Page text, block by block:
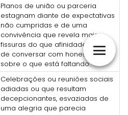
Planos de união ou parceria
estagnam diante de expectativas
não cumpridas e de uma
convivência que revela mais
fissuras do que afinidades. É hora
de conversar com honestidade
sobre o que está faltando.
Celebrações ou reuniões sociais
adiadas ou que resultam
decepcionantes, esvaziadas de
uma alegria que parecia